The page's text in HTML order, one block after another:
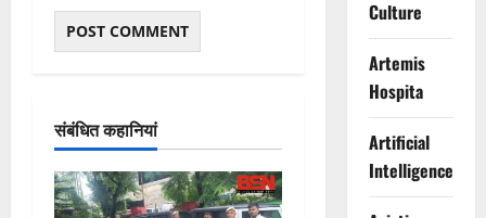
संबंधित कहानियां
Culture
Artemis
Hospita
Artificial
Intelligence